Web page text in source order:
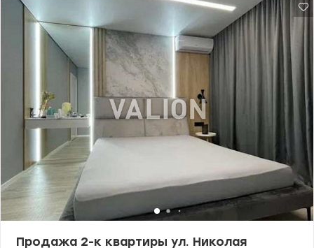
дороги, хорошо освещена, удобна планировка. 044 200 10 80
valion.ua/1150639
Продажа 2-к квартиры ул. Николая